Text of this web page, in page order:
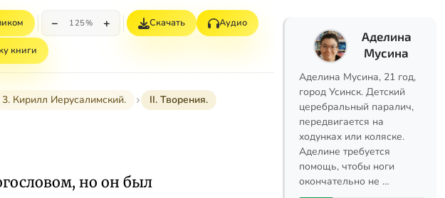
− 125% + Скачать Аудио
книги
3. Кирилл Иерусалимский. II. Творения.
но он был
Аделина
Мусина
Аделина Мусина, 21 год,
город Усинск. Детский
церебральный паралич,
передвигается на
ходунках или коляске.
Аделине требуется
помощь, чтобы ноги
окончательно не …